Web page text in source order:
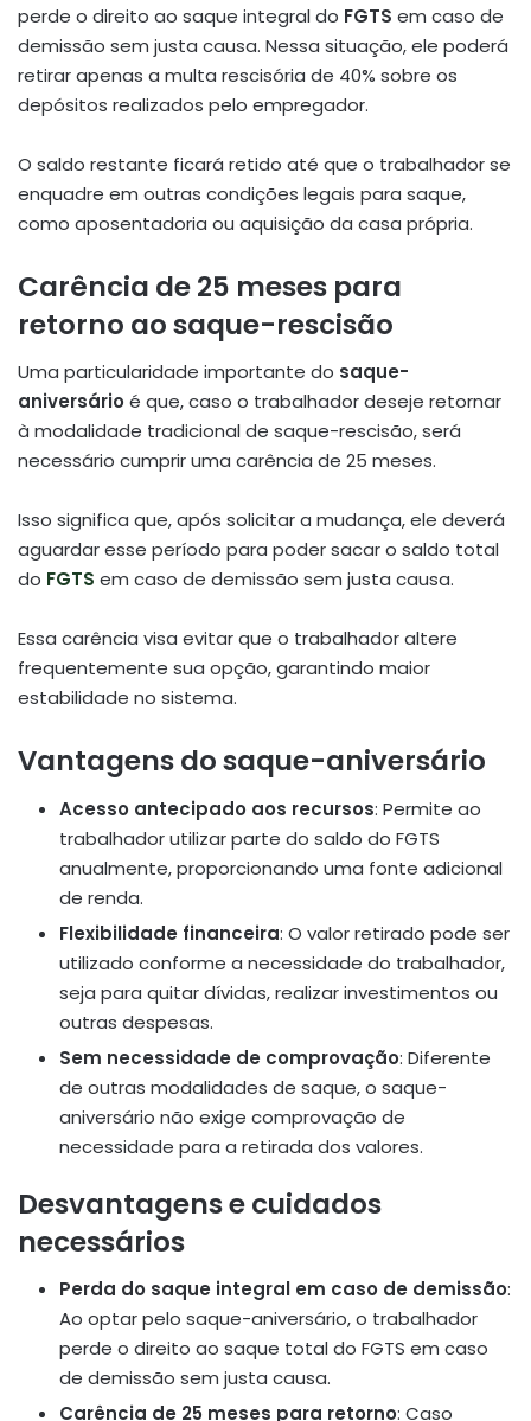
perde o direito ao saque integral do FGTS em caso de
demissão sem justa causa. Nessa situação, ele poderá
retirar apenas a multa rescisória de 40% sobre os
depósitos realizados pelo empregador.
O saldo restante ficará retido até que o trabalhador se
enquadre em outras condições legais para saque,
como aposentadoria ou aquisição da casa própria.
Carência de 25 meses para
retorno ao saque-rescisão
Uma particularidade importante do saque-
aniversário é que, caso o trabalhador deseje retornar
à modalidade tradicional de saque-rescisão, será
necessário cumprir uma carência de 25 meses.
Isso significa que, após solicitar a mudança, ele deverá
aguardar esse período para poder sacar o saldo total
do FGTS em caso de demissão sem justa causa.
Essa carência visa evitar que o trabalhador altere
frequentemente sua opção, garantindo maior
estabilidade no sistema.
Vantagens do saque-aniversário
Acesso antecipado aos recursos: Permite ao
trabalhador utilizar parte do saldo do FGTS
anualmente, proporcionando uma fonte adicional
de renda.
Flexibilidade financeira: O valor retirado pode ser
utilizado conforme a necessidade do trabalhador,
seja para quitar dívidas, realizar investimentos ou
outras despesas.
Sem necessidade de comprovação: Diferente
de outras modalidades de saque, o saque-
aniversário não exige comprovação de
necessidade para a retirada dos valores.
Desvantagens e cuidados
necessários
Perda do saque integral em caso de demissão:
Ao optar pelo saque-aniversário, o trabalhador
perde o direito ao saque total do FGTS em caso
de demissão sem justa causa.
Carência de 25 meses para retorno: Caso